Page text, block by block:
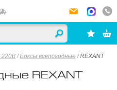
220В /Боксы всепогодные /REXANT
REXANT